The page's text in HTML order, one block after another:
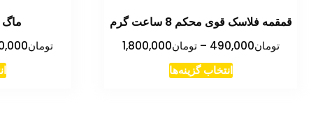
قمقمه فلاسک قوی محکم 8 ساعت گرم
تومان490,000
– تومان1,800,000محدوده
انتخاب گزینه‌هااین
تومان